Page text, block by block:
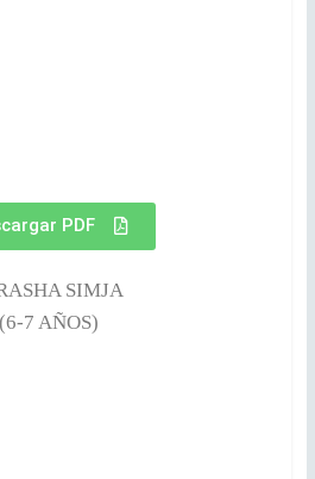
PDF
SIMJA
(6-7 AÑOS)